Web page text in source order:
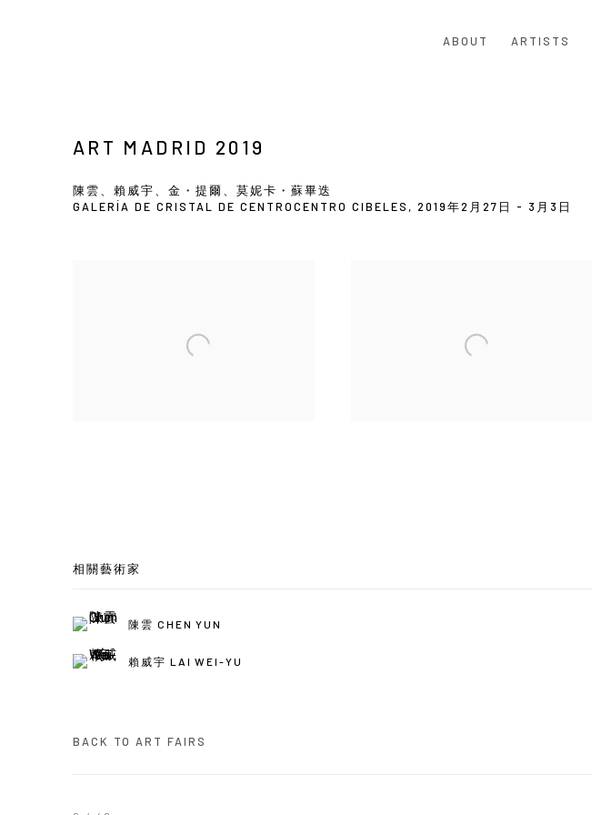
ABOUT ARTISTS
ART MADRID 2019
陳雲、賴威宇、金・提爾、莫妮卡・蘇畢迭
GALERÍA DE CRISTAL DE CENTROCENTRO CIBELES, 2019年2月27日 - 3月3日
相關藝術家
陳雲 CHEN YUN
賴威宇 LAI WEI-YU
BACK TO ART FAIRS